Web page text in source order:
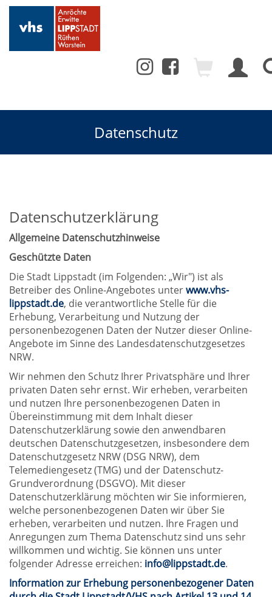
Datenschutz
Datenschutzerklärung
Allgemeine Datenschutzhinweise
Geschützte Daten
Die Stadt Lippstadt (im Folgenden: „Wir") ist als
Betreiber des Online-Angebotes unterwww.vhs-
lippstadt.de, die verantwortliche Stelle für die
Erhebung, Verarbeitung und Nutzung der
personenbezogenen Daten der Nutzer dieser Online-
Angebote im Sinne des Landesdatenschutzgesetzes
NRW.
Wir nehmen den Schutz Ihrer Privatsphäre und Ihrer
privaten Daten sehr ernst. Wir erheben, verarbeiten
und nutzen Ihre personenbezogenen Daten in
Übereinstimmung mit dem Inhalt dieser
Datenschutzerklärung sowie den anwendbaren
deutschen Datenschutzgesetzen, insbesondere dem
Datenschutzgesetz NRW (DSG NRW), dem
Telemediengesetz (TMG) und der Datenschutz-
Grundverordnung (DSGVO). Mit dieser
Datenschutzerklärung möchten wir Sie informieren,
welche personenbezogenen Daten wir über Sie
erheben, verarbeiten und nutzen. Ihre Fragen und
Anregungen zum Thema Datenschutz sind uns sehr
willkommen und wichtig. Sie können uns unter
folgender Adresse erreichen: info@lippstadt.de.
Information zur Erhebung personenbezogener Daten